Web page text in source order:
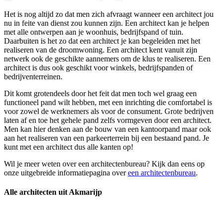
Het is nog altijd zo dat men zich afvraagt wanneer een architect jou
nu in feite van dienst zou kunnen zijn. Een architect kan je helpen
met alle ontwerpen aan je woonhuis, bedrijfspand of tuin.
Daarbuiten is het zo dat een architect je kan begeleiden met het
realiseren van de droomwoning. Een architect kent vanuit zijn
netwerk ook de geschikte aannemers om de klus te realiseren. Een
architect is dus ook geschikt voor winkels, bedrijfspanden of
bedrijventerreinen.
Dit komt grotendeels door het feit dat men toch wel graag een
functioneel pand wilt hebben, met een inrichting die comfortabel is
voor zowel de werknemers als voor de consument. Grote bedrijven
laten af en toe het gehele pand zelfs vormgeven door een architect.
Men kan hier denken aan de bouw van een kantoorpand maar ook
aan het realiseren van een parkeerterrein bij een bestaand pand. Je
kunt met een architect dus alle kanten op!
Wil je meer weten over een architectenbureau? Kijk dan eens op
onze uitgebreide informatiepagina overeen architectenbureau.
Alle architecten uit Akmarijp